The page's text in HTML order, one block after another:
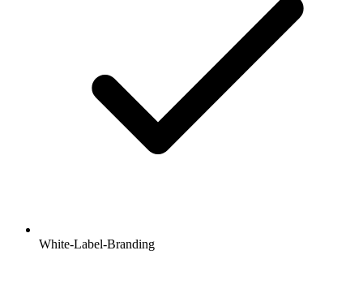
White-Label-Branding